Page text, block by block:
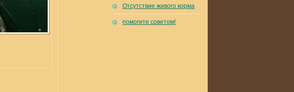
Отсутствие живого корма
помогите советом!